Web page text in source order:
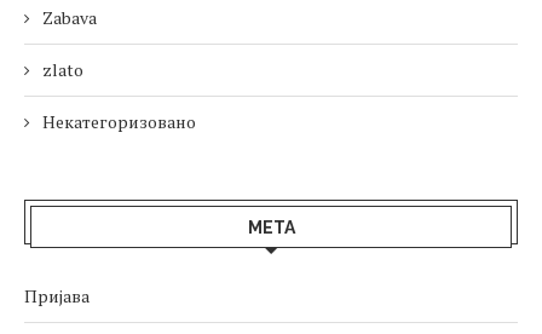
Zabava
zlato
Некатегоризовано
МЕТА
Пријава